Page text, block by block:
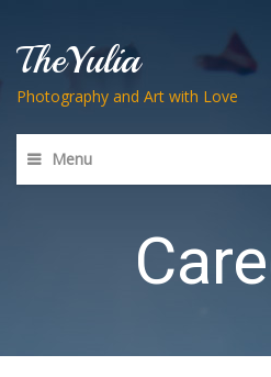
TheYulia
Photography and Art with Love
Menu